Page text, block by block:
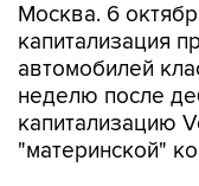
Москва. 6
капитализация
автомобилей
неделю после
капитализацию
"материнской"